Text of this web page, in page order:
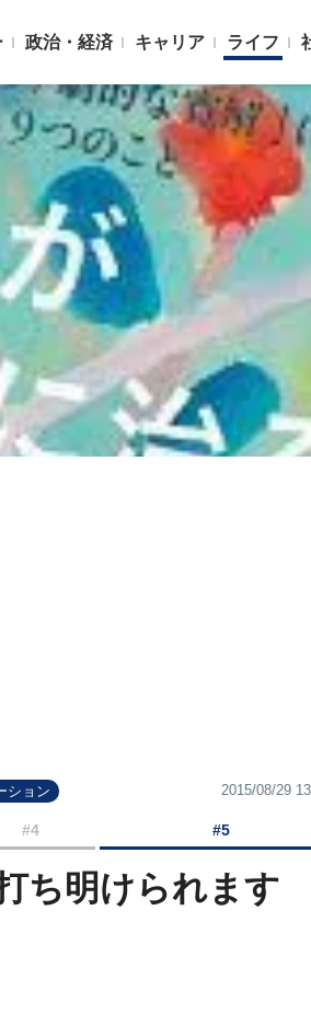
政治・経済 キャリア ライフ
ション 2015/08/29
#4 #5
ち明けられます